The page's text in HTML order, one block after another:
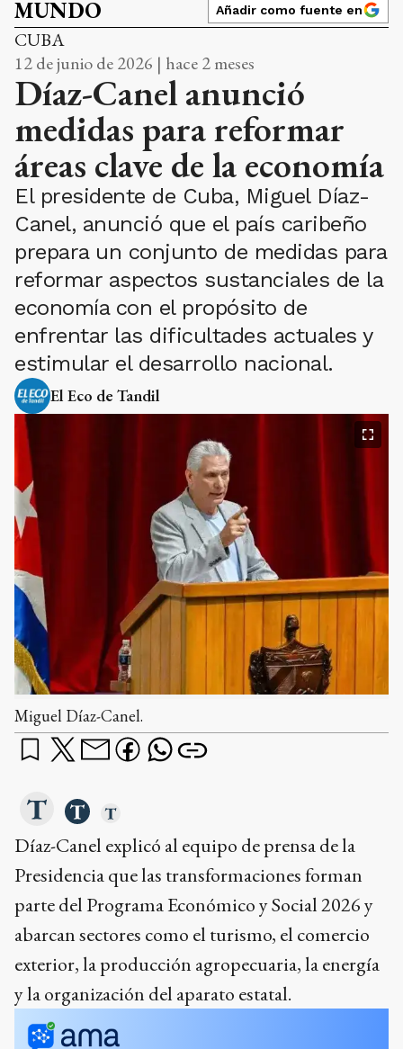
MUNDO Añadir como fuente en
CUBA
12 de junio de 2026 | hace 2 meses
Díaz-Canel anunció
medidas para reformar
áreas clave de la economía
El presidente de Cuba, Miguel Díaz-
Canel, anunció que el país caribeño
prepara un conjunto de medidas para
reformar aspectos sustanciales de la
economía con el propósito de
enfrentar las dificultades actuales y
estimular el desarrollo nacional.
El Eco de Tandil
Miguel Díaz-Canel.
Díaz-Canel explicó al equipo de prensa de la
Presidencia que las transformaciones forman
parte del Programa Económico y Social 2026 y
abarcan sectores como el turismo, el comercio
exterior, la producción agropecuaria, la energía
y la organización del aparato estatal.